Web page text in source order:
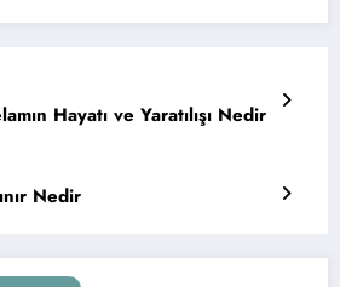
Hayatı ve Yaratılışı Nedir
Nedir